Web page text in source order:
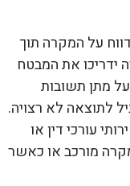
על המקרה תוך
ידריכו את המבטח
מתן תשובות
לתוצאה לא רצויה.
עורכי דין או
מורכב או כאשר